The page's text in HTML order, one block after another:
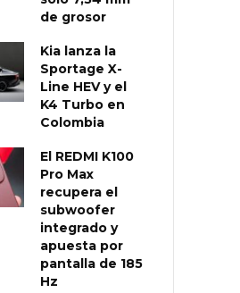
de grosor
Kia lanza la
Sportage X-
Line HEV y el
K4 Turbo en
Colombia
El REDMI K100
Pro Max
recupera el
subwoofer
integrado y
apuesta por
pantalla de 185
Hz